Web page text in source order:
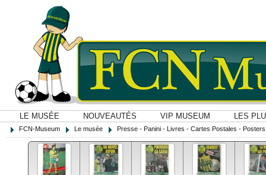
LE MUSÉE NOUVEAUTÉS VIP MUSEUM LES
FCN-Museum Le musée Presse - Panini - Livres - Cartes Postales -